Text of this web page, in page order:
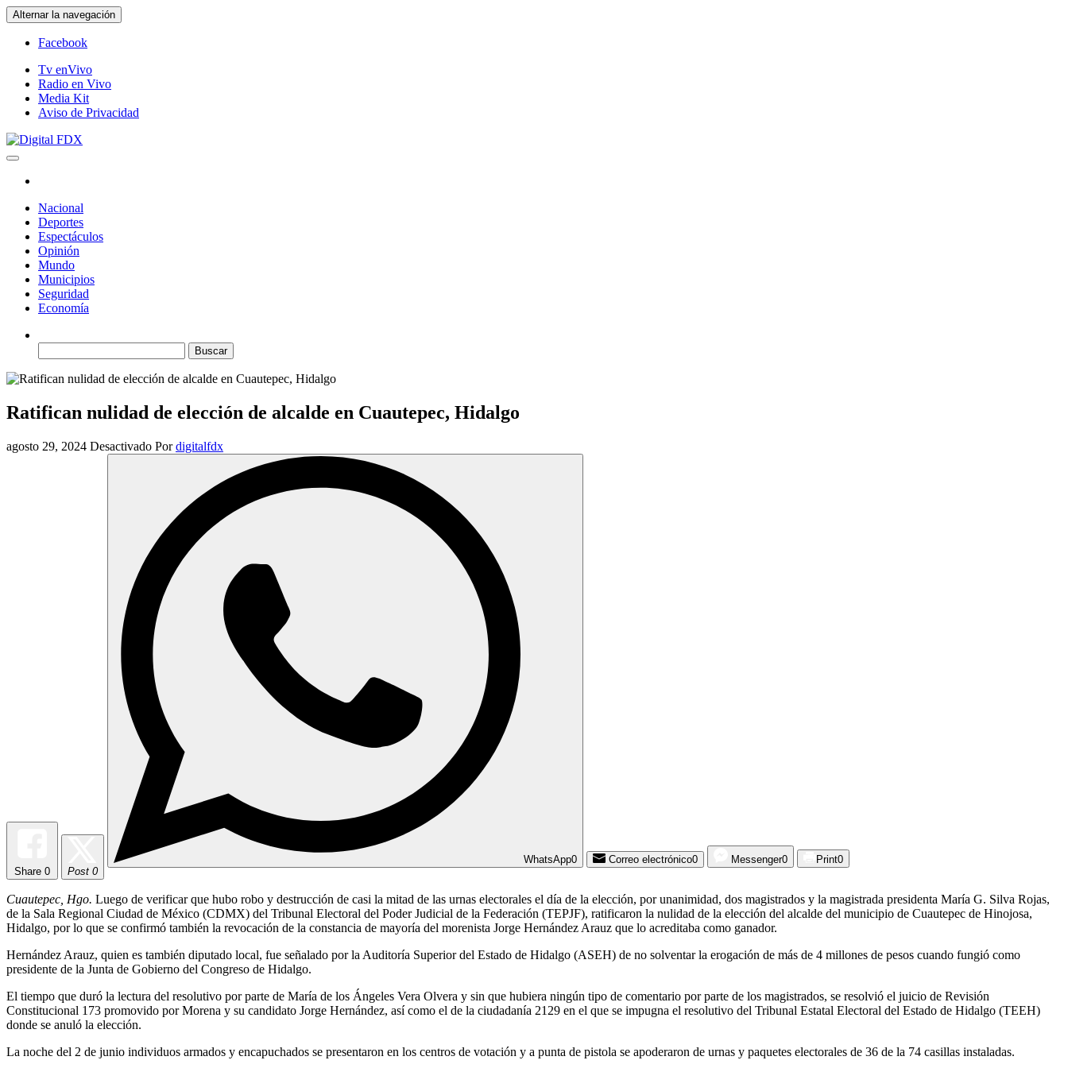
Saltar
al
contenido
Alternar la navegación
Facebook
Tv enVivo
Radio en Vivo
Media Kit
Aviso de Privacidad
Nacional
Deportes
Espectáculos
Opinión
Mundo
Municipios
Seguridad
Economía
Ratifican nulidad de elección de alcalde en Cuautepec, Hidalgo
agosto 29, 2024 Desactivado Por digitalfdx
Share 0 Post 0
WhatsApp0 Correo electrónico0 Messenger0 Print0
Cuautepec, Hgo. Luego de verificar que hubo robo y destrucción de casi la mitad de las urnas electorales el día de la elección, por unanimidad, dos magistrados y la magistrada presidenta María G. Silva Rojas,
de la Sala Regional Ciudad de México (CDMX) del Tribunal Electoral del Poder Judicial de la Federación (TEPJF), ratificaron la nulidad de la elección del alcalde del municipio de Cuautepec de Hinojosa,
Hidalgo, por lo que se confirmó también la revocación de la constancia de mayoría del morenista Jorge Hernández Arauz que lo acreditaba como ganador.
Hernández Arauz, quien es también diputado local, fue señalado por la Auditoría Superior del Estado de Hidalgo (ASEH) de no solventar la erogación de más de 4 millones de pesos cuando fungió como
presidente de la Junta de Gobierno del Congreso de Hidalgo.
El tiempo que duró la lectura del resolutivo por parte de María de los Ángeles Vera Olvera y sin que hubiera ningún tipo de comentario por parte de los magistrados, se resolvió el juicio de Revisión
Constitucional 173 promovido por Morena y su candidato Jorge Hernández, así como el de la ciudadanía 2129 en el que se impugna el resolutivo del Tribunal Estatal Electoral del Estado de Hidalgo (TEEH)
donde se anuló la elección.
La noche del 2 de junio individuos armados y encapuchados se presentaron en los centros de votación y a punta de pistola se apoderaron de urnas y paquetes electorales de 36 de la 74 casillas instaladas.